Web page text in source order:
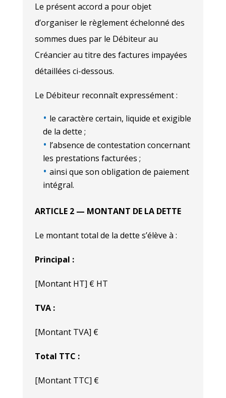
Le présent accord a pour objet
d’organiser le règlement échelonné des
sommes dues par le Débiteur au
Créancier au titre des factures impayées
détaillées ci-dessous.
Le Débiteur reconnaît expressément :
le caractère certain, liquide et exigible
de la dette ;
l’absence de contestation concernant
les prestations facturées ;
ainsi que son obligation de paiement
intégral.
ARTICLE 2 — MONTANT DE LA DETTE
Le montant total de la dette s’élève à :
Principal :
[Montant HT] € HT
TVA :
[Montant TVA] €
Total TTC :
[Montant TTC] €